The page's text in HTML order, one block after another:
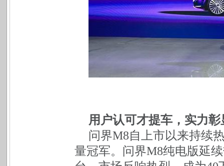
用户认可才提车，实力
问界M8自上市以来持续
量冠军。问界M8纯电版延